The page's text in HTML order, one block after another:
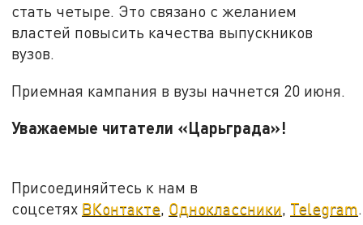
стать четыре. Это связано с желанием
властей повысить качества выпускников
вузов.
Приемная кампания в вузы начнется 20 июня.
Уважаемые читатели «Царьграда»!
Присоединяйтесь к нам в
соцсетях ВКонтакте, Одноклассники, Telegram.